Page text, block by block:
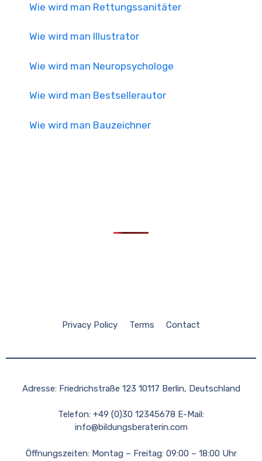
Wie wird man Rettungssanitäter
Wie wird man Illustrator
Wie wird man Neuropsychologe
Wie wird man Bestsellerautor
Wie wird man Bauzeichner
Privacy Policy Terms Contact
Adresse: Friedrichstraße 123 10117 Berlin, Deutschland
Telefon: +49 (0)30 12345678 E-Mail:
info@bildungsberaterin.com
Öffnungszeiten: Montag – Freitag: 09:00 – 18:00 Uhr